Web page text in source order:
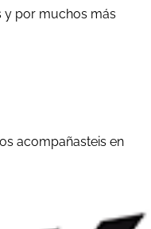
y por muchos más
acompañasteis en